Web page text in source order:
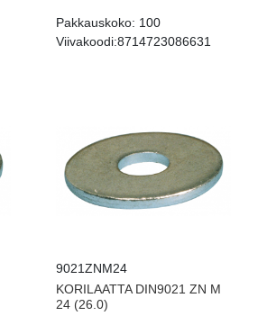
Pakkauskoko: 100
Viivakoodi:8714723086631
9021ZNM24
KORILAATTA DIN9021 ZN M
24 (26.0)